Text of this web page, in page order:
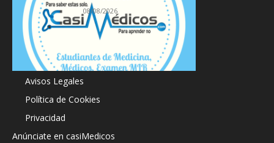
08/08/2026
Acerca de
Avisos Legales
Política de Cookies
Privacidad
Anúnciate en casiMedicos